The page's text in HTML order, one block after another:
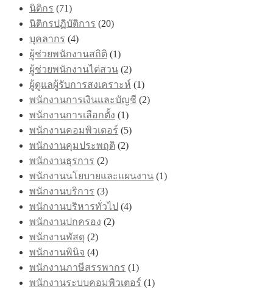
นิติกร (71)
นิติกรปฏิบัติการ (20)
บุคลากร (4)
ผู้ช่วยพนักงานสถิติ (1)
ผู้ช่วยพนักงานไต่สวน (2)
ผู้ดูแลผู้รับการสงเคราะห์ (1)
พนักงานการเงินและบัญชี (2)
พนักงานการเลือกตั้ง (1)
พนักงานคอมพิวเตอร์ (5)
พนักงานคุมประพฤติ (2)
พนักงานธุรการ (2)
พนักงานนโยบายและแผนงาน (1)
พนักงานบริการ (3)
พนักงานบริหารทั่วไป (4)
พนักงานปกครอง (2)
พนักงานพัสดุ (2)
พนักงานพินิจ (4)
พนักงานภาษีสรรพากร (1)
พนักงานระบบคอมพิวเตอร์ (1)